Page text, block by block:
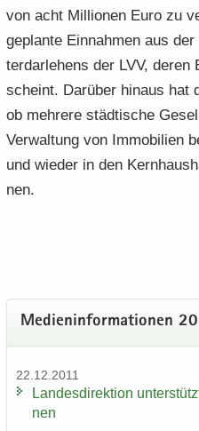
von acht Mil­lio­nen Euro zu
ge­plan­te Ein­nah­men aus
ter­dar­le­hens der LVV,
scheint. Dar­über hin­aus hat
ob meh­re­re städ­ti­sche
Ver­wal­tung von Im­mo­bi­li­en
und wie­der in den
nen.
Me­di­en­in­for­ma­tio­nen
22.12.2011
Lan­des­di­rek­ti­on
nen